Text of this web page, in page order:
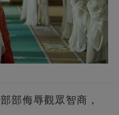
部侮辱觀眾智商，